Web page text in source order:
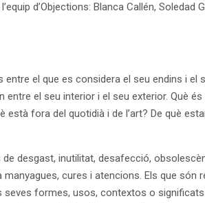
d’Objections: Blanca Callén, Soledad
el que es considera el seu endins i el
el seu interior i el seu exterior. Què
fora del quotidià i de l’art? De què
desgast, inutilitat, desafecció,
cures i atencions. Els que són
formes, usos, contextos o